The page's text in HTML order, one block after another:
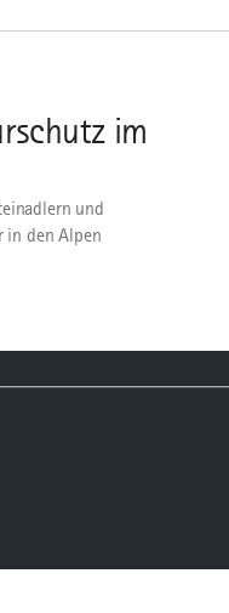
im
und
in den Alpen